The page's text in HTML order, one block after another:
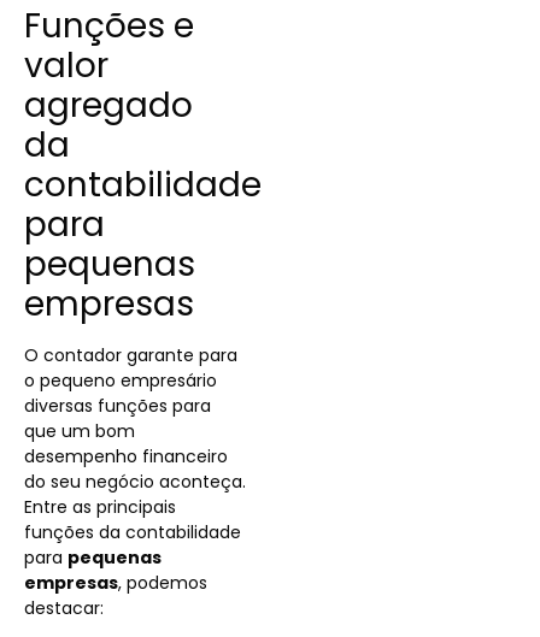
Funções e
valor
agregado
da
contabilidade
para
pequenas
empresas
O contador garante para
o pequeno empresário
diversas funções para
que um bom
desempenho financeiro
do seu negócio aconteça.
Entre as principais
funções da contabilidade
para pequenas
empresas, podemos
destacar: